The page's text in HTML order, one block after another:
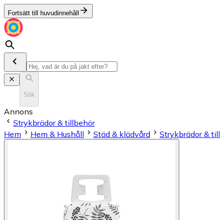
Fortsätt till huvudinnehåll
Sök
Annons
Strykbrädor & tillbehör
Hem
Hem & Hushåll Städ & klädvård Strykbrädor &